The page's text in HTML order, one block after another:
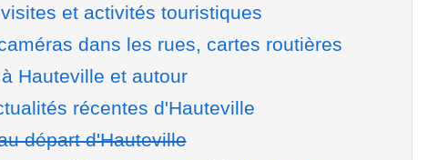
et activités touristiques
dans les rues, cartes routières
Hauteville et autour
récentes d'Hauteville
départ d'Hauteville